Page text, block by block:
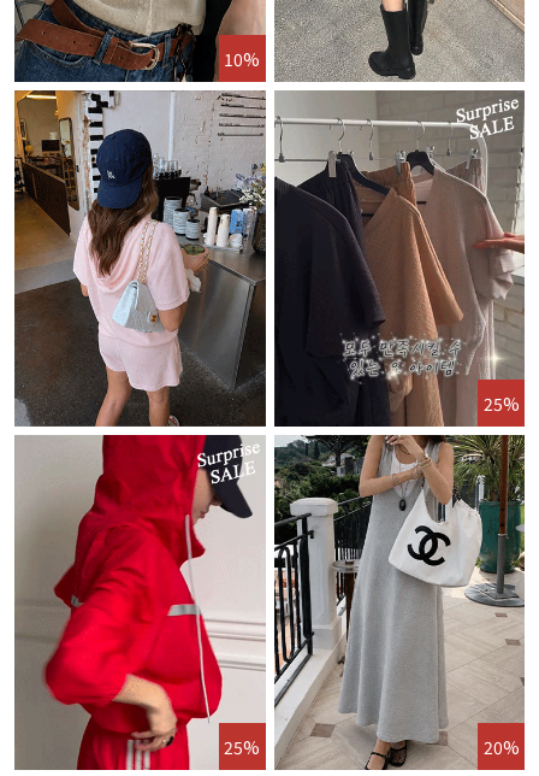
10%
25%
25% 20%